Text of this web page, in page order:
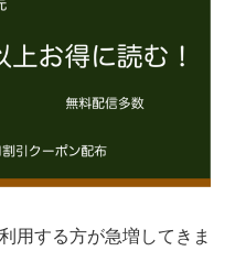
用する方が急増してきま